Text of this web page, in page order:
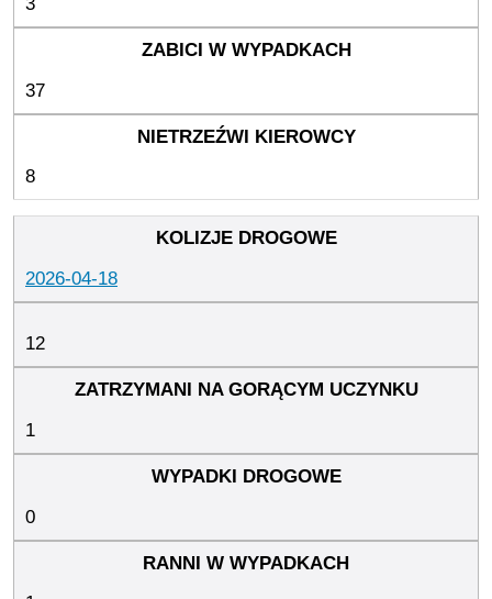
37
8
2026-04-18
12
1
0